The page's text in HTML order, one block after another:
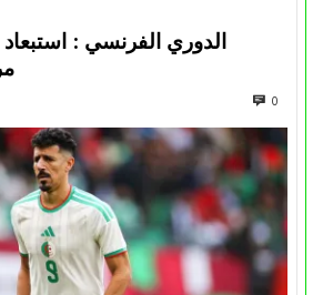
الدوري الفرنسي :
0